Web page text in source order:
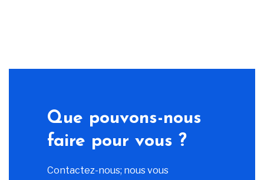
Que pouvons-nous
faire pour vous ?
Contactez-nous; nous vous